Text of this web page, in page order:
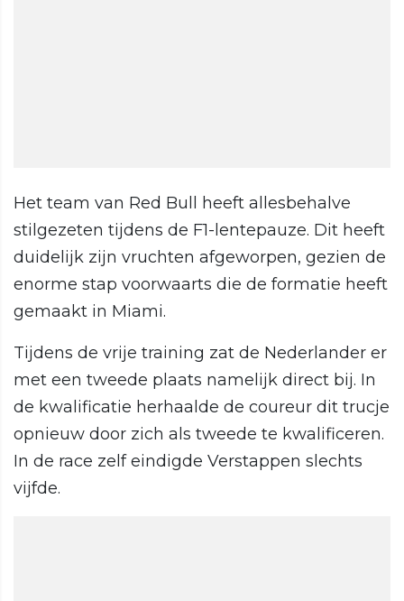
Het team van Red Bull heeft allesbehalve
stilgezeten tijdens de F1-lentepauze. Dit heeft
duidelijk zijn vruchten afgeworpen, gezien de
enorme stap voorwaarts die de formatie heeft
gemaakt in Miami.
Tijdens de vrije training zat de Nederlander er
met een tweede plaats namelijk direct bij. In
de kwalificatie herhaalde de coureur dit trucje
opnieuw door zich als tweede te kwalificeren.
In de race zelf eindigde Verstappen slechts
vijfde.